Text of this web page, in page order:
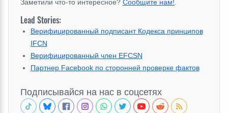
Заметили что-то интересное? Сообщите нам!.
Lead Stories:
Верифицированный подписант Кодекса принципов
IFCN
Верифицированный член EFCSN
Партнер Facebook по сторонней проверке фактов
Подписывайся на нас в соцсетях